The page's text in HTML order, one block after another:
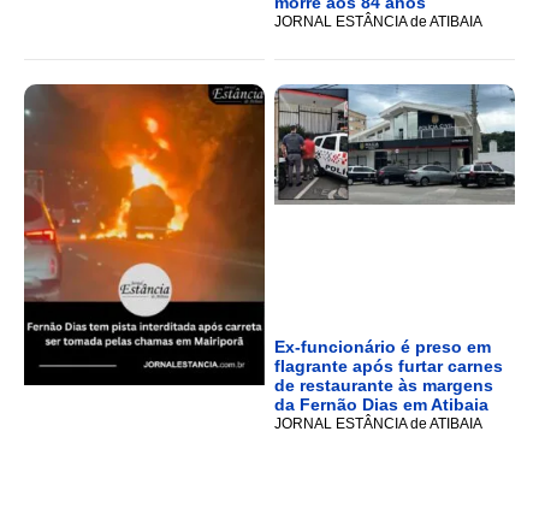
JORNAL ESTÂNCIA de ATIBAIA
Ex-funcionário é preso em
flagrante após furtar carnes
de restaurante às margens
da Fernão Dias em Atibaia
JORNAL ESTÂNCIA de ATIBAIA